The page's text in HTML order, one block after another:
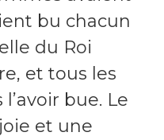
bu chacun
du Roi
et tous les
bue. Le
et une